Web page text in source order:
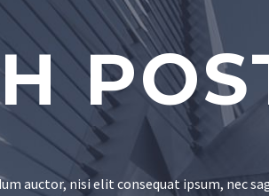
auctor, nisi elit consequat ipsum, nec